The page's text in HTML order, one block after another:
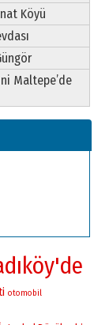
Köyü
Maltepe’de
otomobil